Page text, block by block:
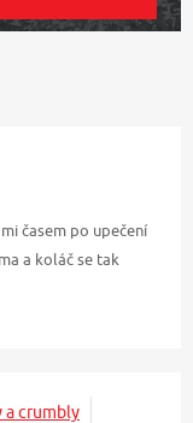
časem po upečení
a koláč se tak
a crumbly